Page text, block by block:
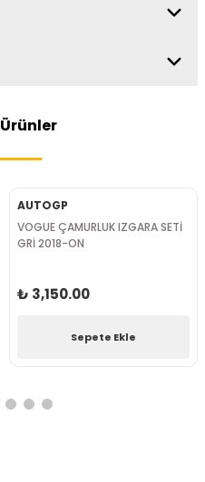
Ürünler
AUTOGP
VOGUE ÇAMURLUK IZGARA SETİ
GRİ 2018-ON
₺ 3,150.00
Sepete Ekle